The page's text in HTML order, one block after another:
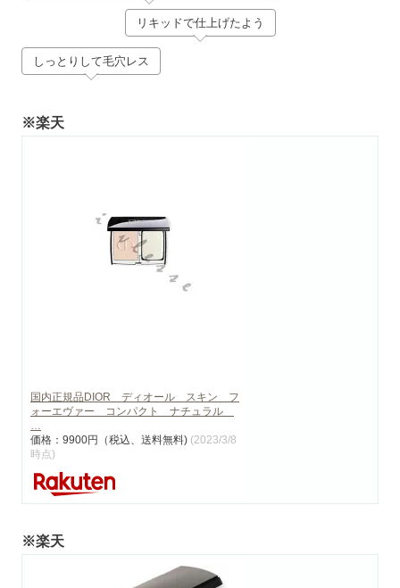
リキッドで仕上げたよう
しっとりして毛穴レス
※楽天
国内正規品DIOR ディオール スキン フ
ォーエヴァー コンパクト ナチュラル
価格：9900円（税込、送料無料) (2023/3/8
時点)
※楽天